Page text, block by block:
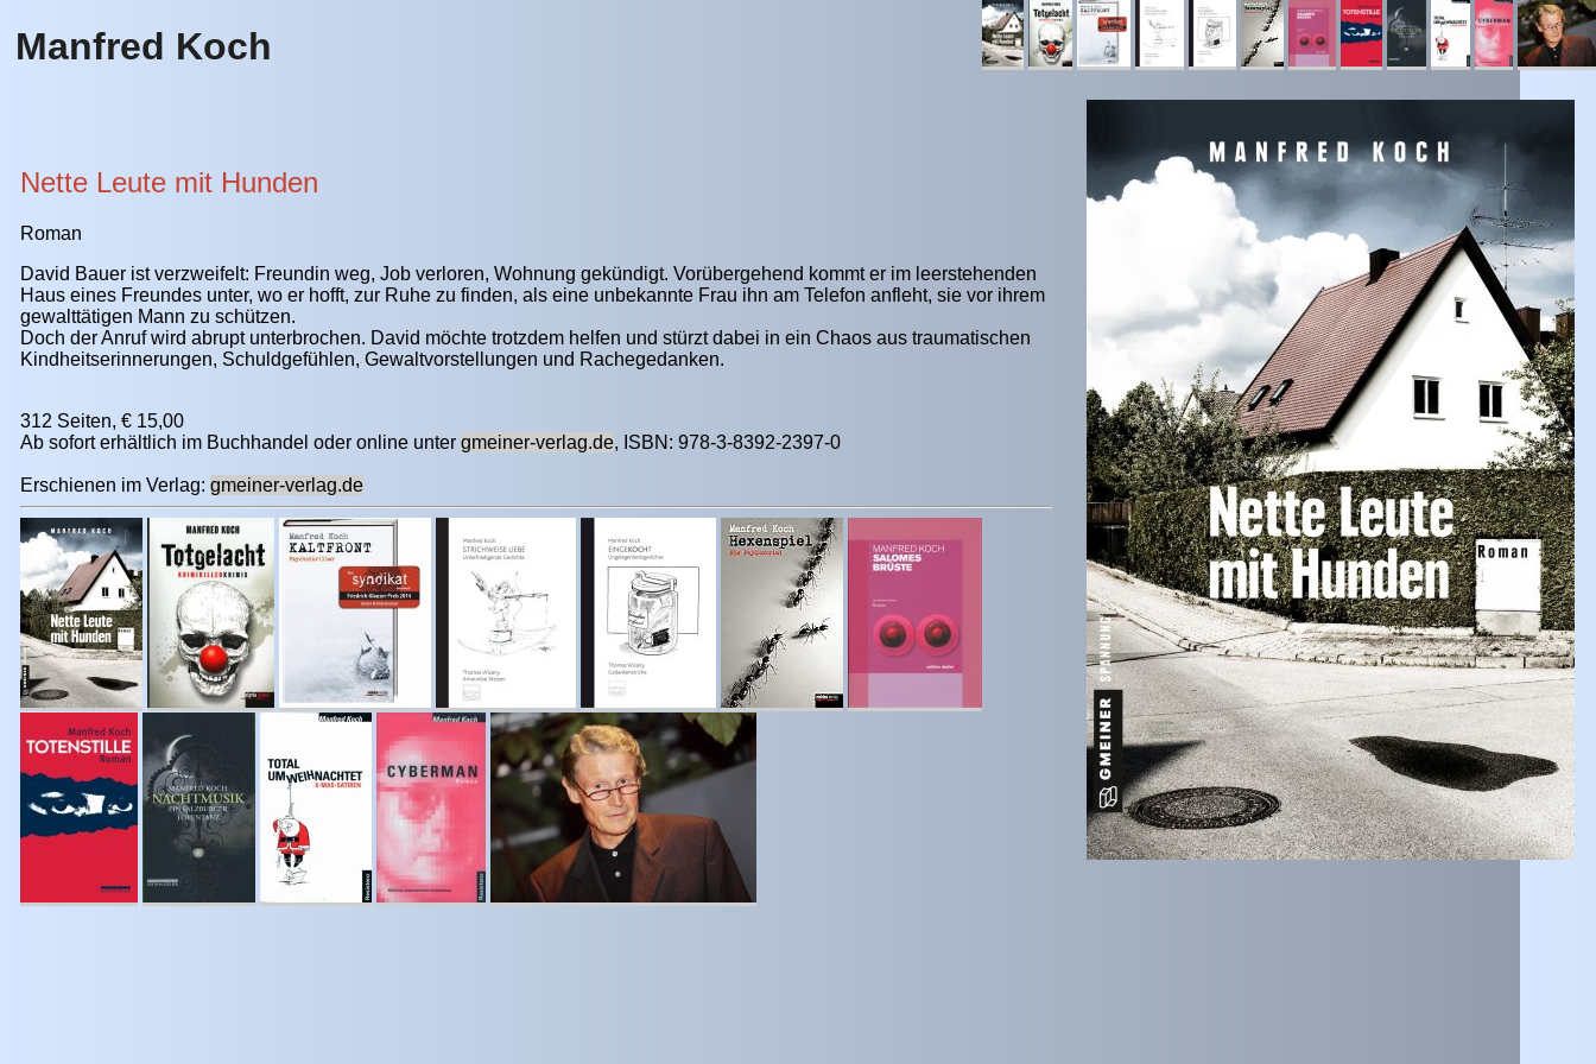
Manfred Koch
Nette Leute mit Hunden
Roman
David Bauer ist verzweifelt: Freundin weg, Job verloren, Wohnung gekündigt. Vorübergehend kommt er im leerstehenden
Haus eines Freundes unter, wo er hofft, zur Ruhe zu finden, als eine unbekannte Frau ihn am Telefon anfleht, sie vor ihrem
gewalttätigen Mann zu schützen.
Doch der Anruf wird abrupt unterbrochen. David möchte trotzdem helfen und stürzt dabei in ein Chaos aus traumatischen
Kindheitserinnerungen, Schuldgefühlen, Gewaltvorstellungen und Rachegedanken.
312 Seiten, € 15,00
Ab sofort erhältlich im Buchhandel oder online untergmeiner-verlag.de, ISBN: 978-3-8392-2397-0
Erschienen im Verlag:gmeiner-verlag.de